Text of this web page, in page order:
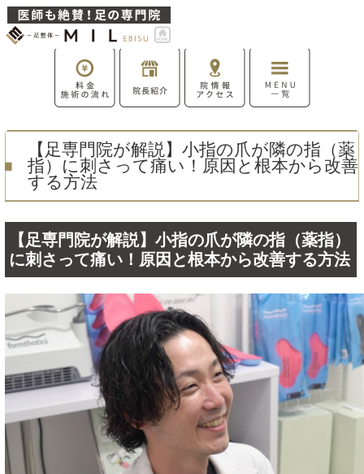
【足専門院が解説】小指の爪が隣の指（薬
指）に刺さって痛い！原因と根本から改善
する方法
【足専門院が解説】小指の爪が隣の指（薬指）
に刺さって痛い！原因と根本から改善する方法